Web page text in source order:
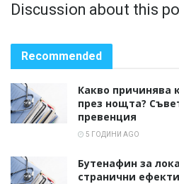
Discussion about this
Recommended
Какво причинява
през нощта?
превенция
5 ГОДИНИ AGO
Бутенафин за
странични